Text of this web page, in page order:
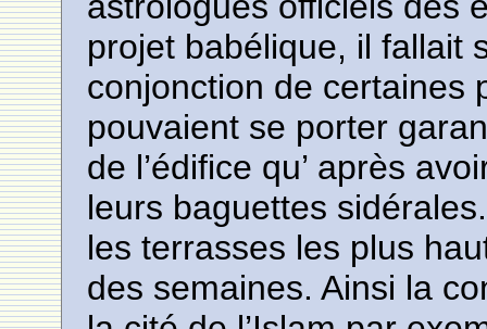
projet babélique, il fallait
conjonction de certaines
pouvaient se porter
de l’édifice qu’ après
leurs baguettes
les terrasses les plus
des semaines. Ainsi la